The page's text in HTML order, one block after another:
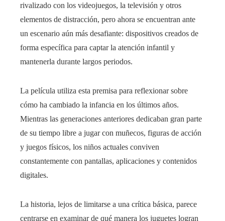
rivalizado con los videojuegos, la televisión y otros
elementos de distracción, pero ahora se encuentran ante
un escenario aún más desafiante: dispositivos creados de
forma específica para captar la atención infantil y
mantenerla durante largos periodos.
La película utiliza esta premisa para reflexionar sobre
cómo ha cambiado la infancia en los últimos años.
Mientras las generaciones anteriores dedicaban gran parte
de su tiempo libre a jugar con muñecos, figuras de acción
y juegos físicos, los niños actuales conviven
constantemente con pantallas, aplicaciones y contenidos
digitales.
La historia, lejos de limitarse a una crítica básica, parece
centrarse en examinar de qué manera los juguetes logran